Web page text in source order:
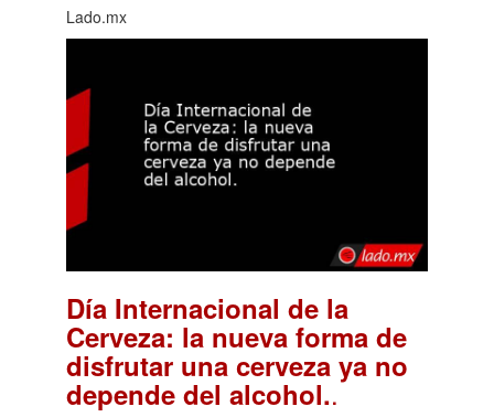
Lado.mx
Día Internacional de la
Cerveza: la nueva forma de
disfrutar una cerveza ya no
depende del alcohol..